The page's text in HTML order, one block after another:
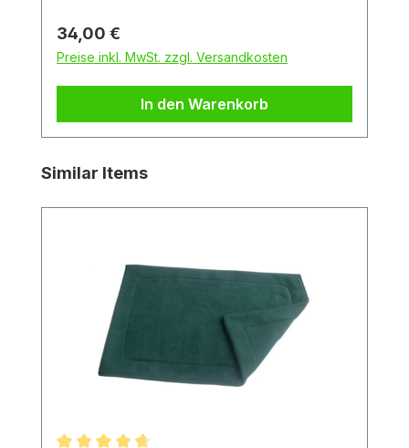
eine Seite aus 3 mm Acrylglas. Hergestellt
in Deutschland. Maße: ca.150x150mm,
Länge ca.750 mm Lieferung ohne
Meerschweinchen und Deko.
Regulärer Preis:
34,00 €
Preise inkl. MwSt. zzgl. Versandkosten
In den Warenkorb
Produktgalerie überspringen
Similar Items